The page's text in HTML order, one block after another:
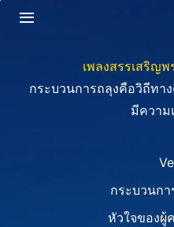
เพลงสรรเสริญ
กระบวนการถลุงคือวิถีทา
มีความ
กระบวนกา
หัวใจของผู้